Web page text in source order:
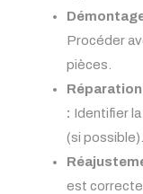
Procéder
pièces.
: Identifier
(si possible).
est